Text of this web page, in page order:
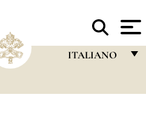
ITALIANO